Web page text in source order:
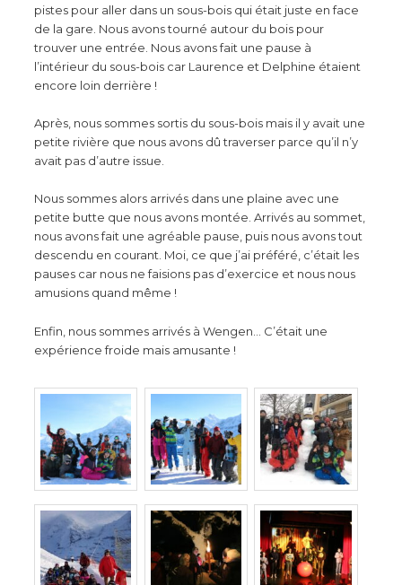
pistes pour aller dans un sous-bois qui était juste en face
de la gare. Nous avons tourné autour du bois pour
trouver une entrée. Nous avons fait une pause à
l’intérieur du sous-bois car Laurence et Delphine étaient
encore loin derrière !
Après, nous sommes sortis du sous-bois mais il y avait une
petite rivière que nous avons dû traverser parce qu’il n’y
avait pas d’autre issue.
Nous sommes alors arrivés dans une plaine avec une
petite butte que nous avons montée. Arrivés au sommet,
nous avons fait une agréable pause, puis nous avons tout
descendu en courant. Moi, ce que j’ai préféré, c’était les
pauses car nous ne faisions pas d’exercice et nous nous
amusions quand même !
Enfin, nous sommes arrivés à Wengen… C’était une
expérience froide mais amusante !